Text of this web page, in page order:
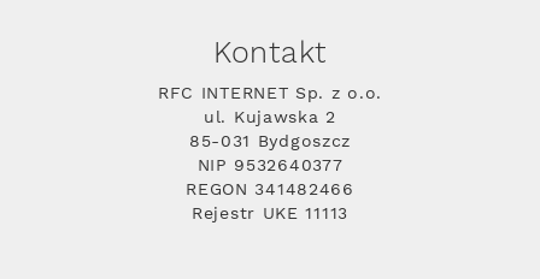
Kontakt
RFC INTERNET Sp. z o.o.
ul. Kujawska 2
85-031 Bydgoszcz
NIP 9532640377
REGON 341482466
Rejestr UKE 11113